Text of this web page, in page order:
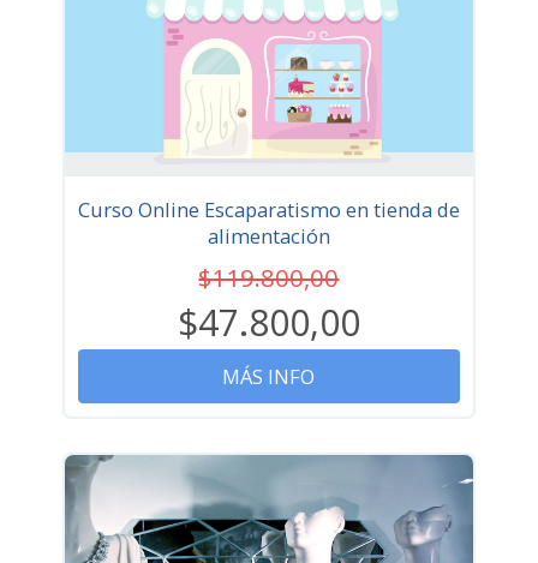
Curso Online Escaparatismo en tienda de
alimentación
$119.800,00
$47.800,00
MÁS INFO